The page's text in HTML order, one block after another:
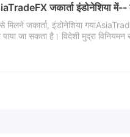
Facebook
https://
जकार्ता इंडोनेशिया में--
मिलने जकार्ता, इंडोनेशिया
जा सकता है। विदेशी मुद्रा विनियमन
में प्रवेश करने में विफल रही।
है